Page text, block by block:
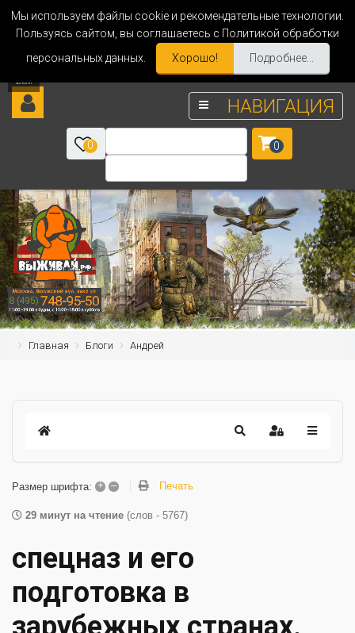
Мы используем файлы cookie и рекомендательные технологии.
Пользуясь сайтом, вы соглашаетесь с Политикой обработки
персональных данных.
Хорошо! Подробнее...
НАВИГАЦИЯ
0 0
Главная Блоги Андрей
Размер шрифта: + – Печать
29 минут на чтение (слов - 5767)
спецназ и его
подготовка в